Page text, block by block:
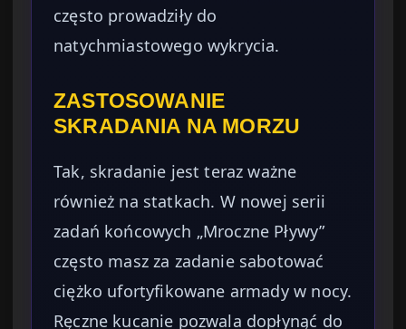
często prowadziły do
natychmiastowego wykrycia.
ZASTOSOWANIE
SKRADANIA NA MORZU
Tak, skradanie jest teraz ważne
również na statkach. W nowej serii
zadań końcowych „Mroczne Pływy”
często masz za zadanie sabotować
ciężko ufortyfikowane armady w nocy.
Ręczne kucanie pozwala dopłynąć do